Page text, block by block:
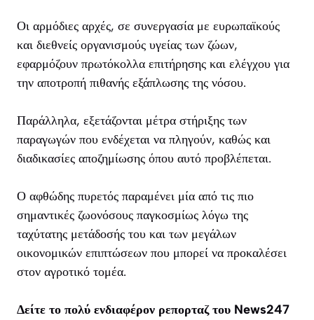
Οι αρμόδιες αρχές, σε συνεργασία με ευρωπαϊκούς
και διεθνείς οργανισμούς υγείας των ζώων,
εφαρμόζουν πρωτόκολλα επιτήρησης και ελέγχου για
την αποτροπή πιθανής εξάπλωσης της νόσου.
Παράλληλα, εξετάζονται μέτρα στήριξης των
παραγωγών που ενδέχεται να πληγούν, καθώς και
διαδικασίες αποζημίωσης όπου αυτό προβλέπεται.
Ο αφθώδης πυρετός παραμένει μία από τις πιο
σημαντικές ζωονόσους παγκοσμίως λόγω της
ταχύτατης μετάδοσής του και των μεγάλων
οικονομικών επιπτώσεων που μπορεί να προκαλέσει
στον αγροτικό τομέα.
Δείτε το πολύ ενδιαφέρον ρεπορταζ του News247